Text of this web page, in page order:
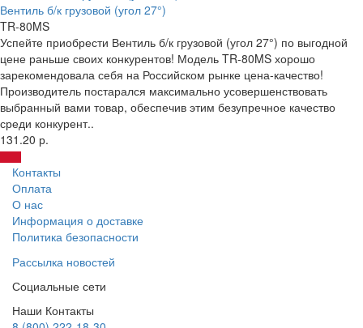
Вентиль б/к грузовой (угол 27°)
TR-80MS
Успейте приобрести Вентиль б/к грузовой (угол 27°) по выгодной
цене раньше своих конкурентов! Модель TR-80MS хорошо
зарекомендовала себя на Российском рынке цена-качество!
Производитель постарался максимально усовершенствовать
выбранный вами товар, обеспечив этим безупречное качество
среди конкурент..
131.20 р.
Контакты
Оплата
О нас
Информация о доставке
Политика безопасности
Рассылка новостей
Социальные сети
Наши Контакты